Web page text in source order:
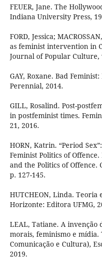
FEUER, Jane. The
Indiana University Press,
FORD, Jessica;
as feminist intervention in
Journal of Popular Culture,
GAY, Roxane. Bad
Perennial, 2014.
GILL, Rosalind. Post-
in postfeminist times.
21, 2016.
HORN, Katrin. “Period
Feminist Politics of
and the Politics of Offence.
p. 127-145.
HUTCHEON, Linda.
Horizonte: Editora UFMG,
LEAL, Tatiane. A invenção
morais, feminismo e mídia.
Comunicação e Cultura),
2019.